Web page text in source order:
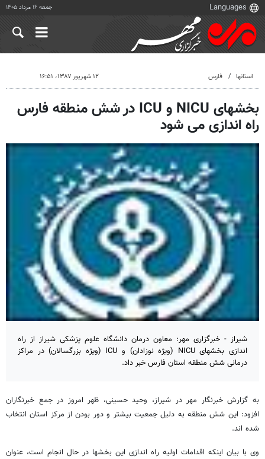
جمعه ۱۶ مرداد ۱۴۰۵
استانها فارس ۱۲ شهریور ۱۳۸۷، ۱۶:۵۱
بخشهای NICU و ICU در شش منطقه فارس
راه اندازی می شود
شیراز - خبرگزاری مهر: معاون درمان دانشگاه علوم پزشکی شیراز از راه
اندازی بخشهای NICU (ویژه نوزادان) و ICU (ویژه بزرگسالان) در مراکز
درمانی شش منطقه استان فارس خبر داد.
به گزارش خبرنگار مهر در شیراز، وحید حسینی، ظهر امروز در جمع خبرنگاران
افزود: این شش منطقه به دلیل جمعیت بیشتر و دور بودن از مرکز استان انتخاب
شده اند.
وی با بیان اینکه اقدامات اولیه راه اندازی این بخشها در حال انجام است، عنوان